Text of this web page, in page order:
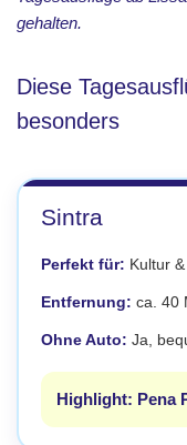
gehalten.
Diese
besonders
Sintra
Perfekt für: Kultur
Entfernung: ca. 40
Ohne Auto: Ja,
Highlight: Pena